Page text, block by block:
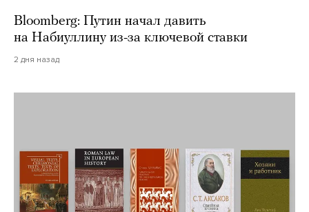
Bloomberg: Путин начал давить
на Набиуллину из-за ключевой ставки
2 дня назад